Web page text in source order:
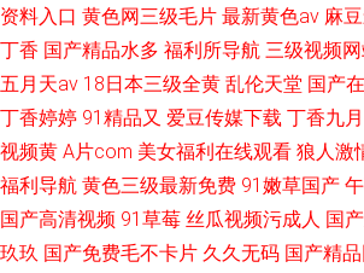
资料入口 黄色网三级毛片 最新黄色av 麻
丁香 国产精品水多 福利所导航 三级视频
五月天av 18日本三级全黄 乱伦天堂 国产
丁香婷婷 91精品又 爱豆传媒下载 丁香九
视频黄 A片com 美女福利在线观看 狼人激
福利导航 黄色三级最新免费 91嫩草国产
国产高清视频 91草莓 丝瓜视频污成人 国
玖玖 国产免费毛不卡片 久久无码 国产精